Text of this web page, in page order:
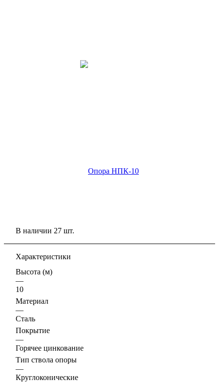
В наличии 27 шт.
Характеристики
Высота (м)
—
10
Материал
—
Сталь
Покрытие
—
Горячее цинкование
Тип ствола опоры
—
Круглоконические